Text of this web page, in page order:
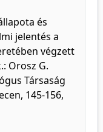
és
jelentés a
végzett
Orosz G.
Társaság
145-156,